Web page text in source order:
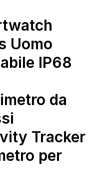
Uomo
IP68
da
Tracker
per